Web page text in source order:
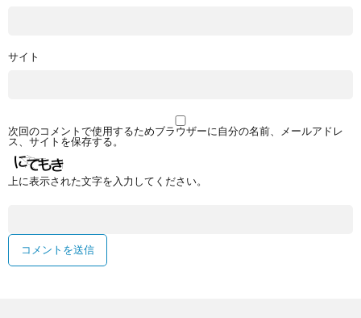
サイト
次回のコメントで使用するためブラウザーに自分の名前、メールアドレ
ス、サイトを保存する。
上に表示された文字を入力してください。